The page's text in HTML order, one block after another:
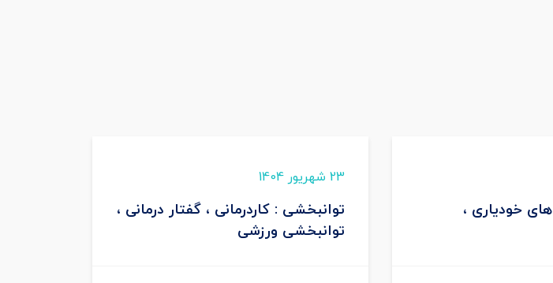
خودیاری ،
23 شهریور 1404
توانبخشی : کاردرمانی ، گفتار درمانی ،
توانبخشی ورزشی